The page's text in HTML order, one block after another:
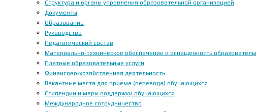
Структура и органы управления образовательной организацией
Документы
Образование
Руководство
Педагогический состав
Материально-техническое обеспечение и оснащенность
Платные образовательные услуги
Финансово-хозяйственная деятельность
Вакантные места для приема (перевода) обучающихся
Стипендии и меры поддержки обучающихся
Международное сотрудничество